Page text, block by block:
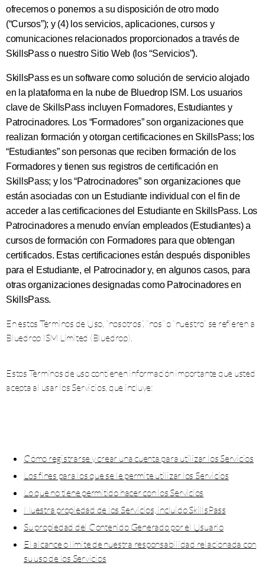
ofrecemos o ponemos a su disposición de otro modo
(“Cursos”); y (4) los servicios, aplicaciones, cursos y
comunicaciones relacionados proporcionados a través de
SkillsPass o nuestro Sitio Web (los “Servicios”).
SkillsPass es un software como solución de servicio alojado
en la plataforma en la nube de Bluedrop ISM. Los usuarios
clave de SkillsPass incluyen Formadores, Estudiantes y
Patrocinadores. Los “Formadores” son organizaciones que
realizan formación y otorgan certificaciones en SkillsPass; los
“Estudiantes” son personas que reciben formación de los
Formadores y tienen sus registros de certificación en
SkillsPass; y los “Patrocinadores” son organizaciones que
están asociadas con un Estudiante individual con el fin de
acceder a las certificaciones del Estudiante en SkillsPass. Los
Patrocinadores a menudo envían empleados (Estudiantes) a
cursos de formación con Formadores para que obtengan
certificados. Estas certificaciones están después disponibles
para el Estudiante, el Patrocinador y, en algunos casos, para
otras organizaciones designadas como Patrocinadores en
SkillsPass.
En estos Términos de Uso, “nosotros”, “nos” o “nuestro” se refieren a
Bluedrop ISM Limited (Bluedrop).
Estos Términos de uso contienen información importante que usted
acepta al usar los Servicios, que incluye:
Cómo registrarse y crear una cuenta para utilizar los Servicios
Los fines para los que se le permite utilizar los Servicios
Lo que no tiene permitido hacer con los Servicios
Nuestra propiedad de los Servicios, incluido SkillsPass
Su propiedad del Contenido Generado por el Usuario
El alcance o límite de nuestra responsabilidad relacionada con
su uso de los Servicios